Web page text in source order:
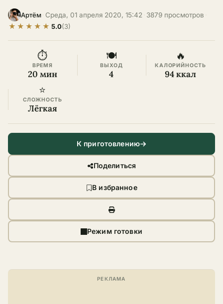
Артём Среда, 01 апреля 2020, 15:42 3879 просмотров
★ ★ ★ ★ ★ 5.0(3)
⏱
ВРЕМЯ
20 мин
🍽
ВЫХОД
4
🔥
КАЛОРИЙНОСТЬ
94 ккал
⭐
СЛОЖНОСТЬ
Лёгкая
К приготовлению
Поделиться
В избранное
Режим готовки